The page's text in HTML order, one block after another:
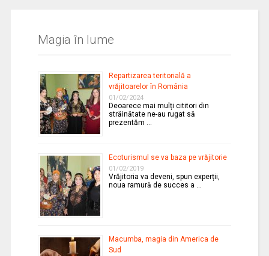
Magia în lume
Repartizarea teritorială a
vrăjitoarelor în România
01/02/2024
Deoarece mai mulți cititori din
străinătate ne-au rugat să
prezentăm …
Ecoturismul se va baza pe vrăjitorie
01/02/2019
Vrăjitoria va deveni, spun experții,
noua ramură de succes a …
Macumba, magia din America de
Sud